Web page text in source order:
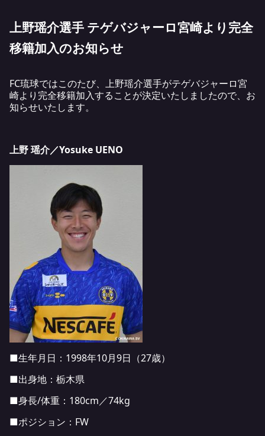
上野瑶介選手 テゲバジャーロ宮崎より完全
移籍加入のお知らせ
FC琉球ではこのたび、上野瑶介選手がテゲバジャーロ宮
崎より完全移籍加入することが決定いたしましたので、お
知らせいたします。
上野 瑶介／Yosuke UENO
■生年月日：1998年10月9日（27歳）
■出身地：栃木県
■身長/体重：180cm／74kg
■ポジション：FW